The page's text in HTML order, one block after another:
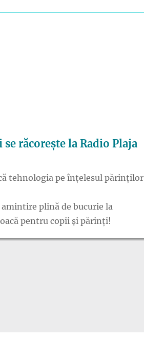
se răcorește la Radio Plaja
tehnologia pe înțelesul părinților
plină de bucurie la
pentru copii și părinți!